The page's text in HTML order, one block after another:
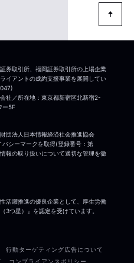
団法人日本情報経済社会推進協会
バシーマークを取得(登録番号：第
報の取り扱いについて適切な管理を徹
券取引所、福岡証券取引所の上場企業
イアントの成約支援事業を展開してい
社／所在地：東京都新宿区北新宿2-
ー5F
活躍推進の優良企業として、厚生労働
3つ星）』を認定を受けています。
行動ターゲティング広告について
コンプライアンスポリシー